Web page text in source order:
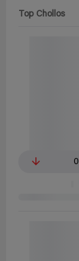
Top Chollos
0